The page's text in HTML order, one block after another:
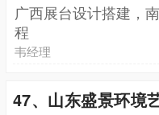
广西展台设计搭建，
程
韦经理
47、山东盛景环境